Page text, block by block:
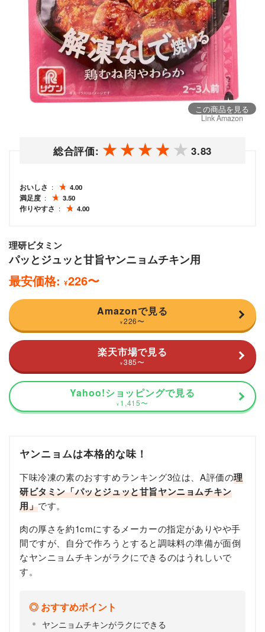
この商品を見る
Link Amazon
総合評価: 3.83
おいしさ
4.00
満足度
3.50
作りやすさ
4.00
理研ビタミン
パッとジュッと甘旨ヤンニョムチキン用
最安価格: ¥226〜
Amazonで見る
¥ 226〜
楽天市場で見る
¥ 385〜
Yahoo!ショッピングで見る
¥ 1,415〜
ヤンニョムは本格的な味！
下味冷凍の素のおすすめランキング3位は、A評価の理
研ビタミン「パッとジュッと甘旨ヤンニョムチキン
用」です。
肉の厚さを約1cmにするメーカーの指定がありやや手
間ですが、自分で作ろうとすると調味料の準備が面倒
なヤンニョムチキンがラクにできるのはうれしいで
す。
おすすめポイント
ヤンニョムチキンがラクにできる